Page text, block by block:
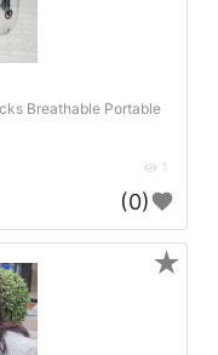
Breathable Portable
1
(0)
★